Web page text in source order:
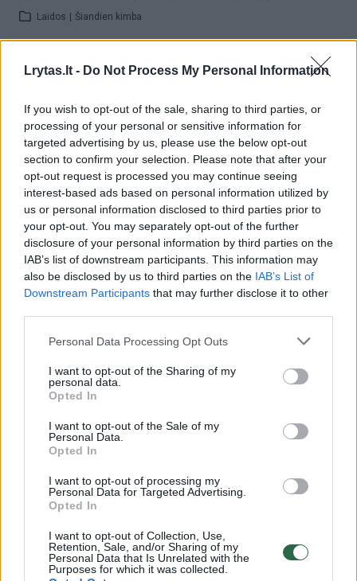
Lrytas.lt - Do Not Process My Personal Information
If you wish to opt-out of the sale, sharing to third parties, or
processing of your personal or sensitive information for
targeted advertising by us, please use the below opt-out
section to confirm your selection. Please note that after your
opt-out request is processed you may continue seeing
interest-based ads based on personal information utilized by
us or personal information disclosed to third parties prior to
your opt-out. You may separately opt-out of the further
disclosure of your personal information by third parties on the
IAB’s list of downstream participants. This information may
also be disclosed by us to third parties on the IAB’s List of
Downstream Participants that may further disclose it to other
Personal Data Processing Opt Outs
I want to opt-out of the Sharing of my
personal data.
Opted In
I want to opt-out of the Sale of my
Personal Data.
Opted In
I want to opt-out of processing my
Personal Data for Targeted Advertising.
Opted In
I want to opt-out of Collection, Use,
Retention, Sale, and/or Sharing of my
Personal Data that Is Unrelated with the
Purposes for which it was collected.
Laidos Šiandien kimba
00:18:11
„Reporteris“ 2026-08-10
Visi įrašai
Žiūrimiausi įrašai
00:00:30
Vaizdai iš tragiškos avarijos Vilniaus r.: dviejų moterų ir
vaiko gyvybių išgelbėti nepavyko
00:00:57
Savaitės vidurys nusimato karštas: temperatūra kils iki
32 laipsnių šilumos
Žinios | Orai
00:15:54
V. Zalužno pasisakymą laiko bandymu įsitvirtinti
Ukrainos politikoje: jis yra neteisus
Laidos